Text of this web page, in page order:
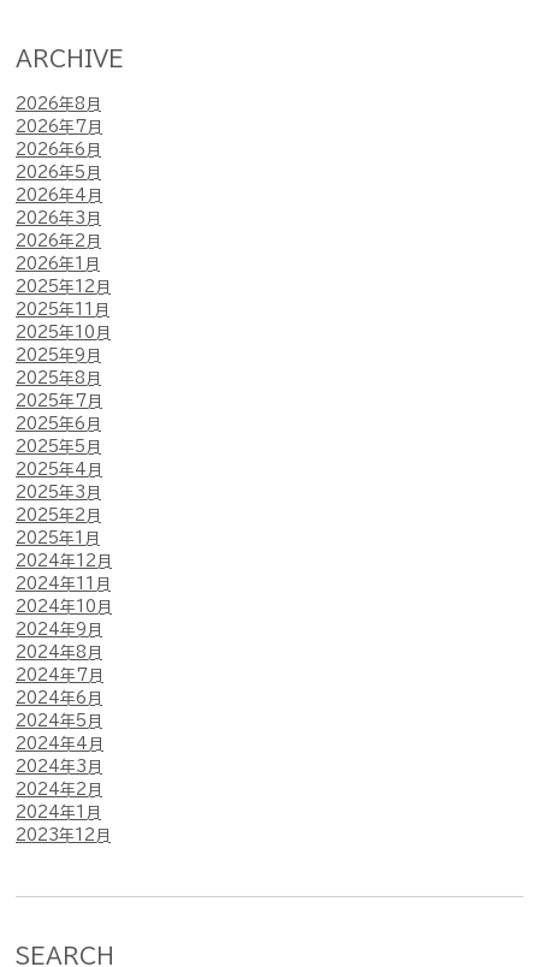
ARCHIVE
2026年8月
2026年7月
2026年6月
2026年5月
2026年4月
2026年3月
2026年2月
2026年1月
2025年12月
2025年11月
2025年10月
2025年9月
2025年8月
2025年7月
2025年6月
2025年5月
2025年4月
2025年3月
2025年2月
2025年1月
2024年12月
2024年11月
2024年10月
2024年9月
2024年8月
2024年7月
2024年6月
2024年5月
2024年4月
2024年3月
2024年2月
2024年1月
2023年12月
SEARCH